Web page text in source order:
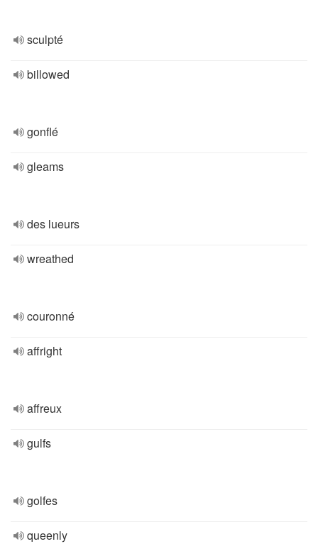
sculpté
billowed
gonflé
gleams
des lueurs
wreathed
couronné
affright
affreux
gulfs
golfes
queenly